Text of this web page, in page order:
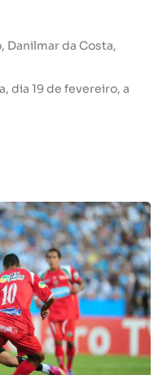
Danilmar da Costa,
dia 19 de fevereiro, a